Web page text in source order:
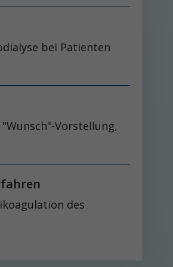
bei Patienten
Vorstellung,
des